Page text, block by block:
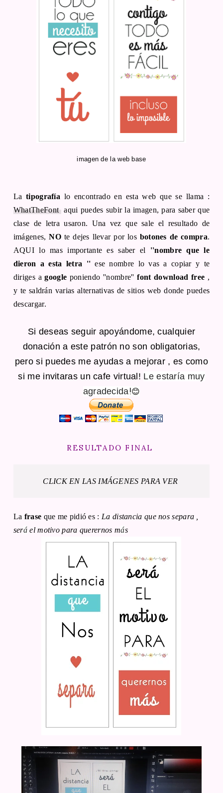
imagen de la web base
La tipografía lo encontrado en esta web que se llama :
WhatTheFont aqui puedes subir la imagen, para saber que
clase de letra usaron. Una vez que sale el resultado de
imágenes,NO te dejes llevar por los botones de compra.
AQUI lo mas importante es saber el ''nombre que le
dieron a esta letra ''ese nombre lo vas a copiar y te
diriges agoogle poniendo ''nombre'' font download free ,
y te saldrán varias alternativas de sitios web donde puedes
descargar.
Si deseas seguir apoyándome, cualquier
donación a este patrón no son obligatorias,
pero si puedes me ayudas a mejorar , es como
si me invitaras un cafe virtual! Le estaría muy
agradecida!😊
RESULTADO FINAL
CLICK EN LAS IMÁGENES PARA VER
La frase que me pidió es : La distancia que nos separa ,
será el motivo para querernos más